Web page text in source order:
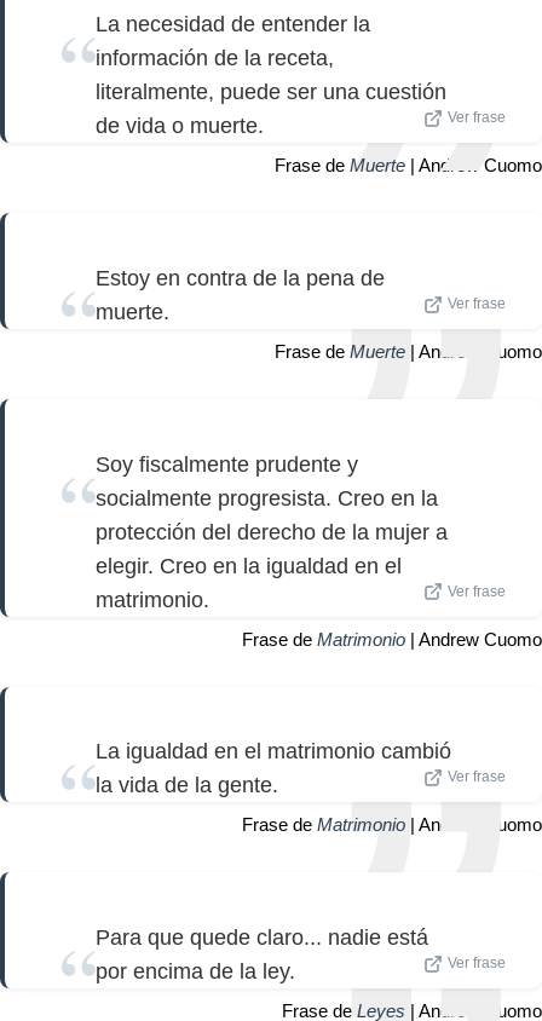
La necesidad de entender la
información de la receta,
literalmente, puede ser una cuestión
de vida o muerte.
Ver frase
Frase de Muerte | Andrew Cuomo
Estoy en contra de la pena de
muerte.
Ver frase
Frase de Muerte | Andrew Cuomo
Soy fiscalmente prudente y
socialmente progresista. Creo en la
protección del derecho de la mujer a
elegir. Creo en la igualdad en el
matrimonio.
Ver frase
Frase de Matrimonio | Andrew Cuomo
La igualdad en el matrimonio cambió
la vida de la gente.
Ver frase
Frase de Matrimonio | Andrew Cuomo
Para que quede claro... nadie está
por encima de la ley.
Ver frase
Frase de Leyes | Andrew Cuomo